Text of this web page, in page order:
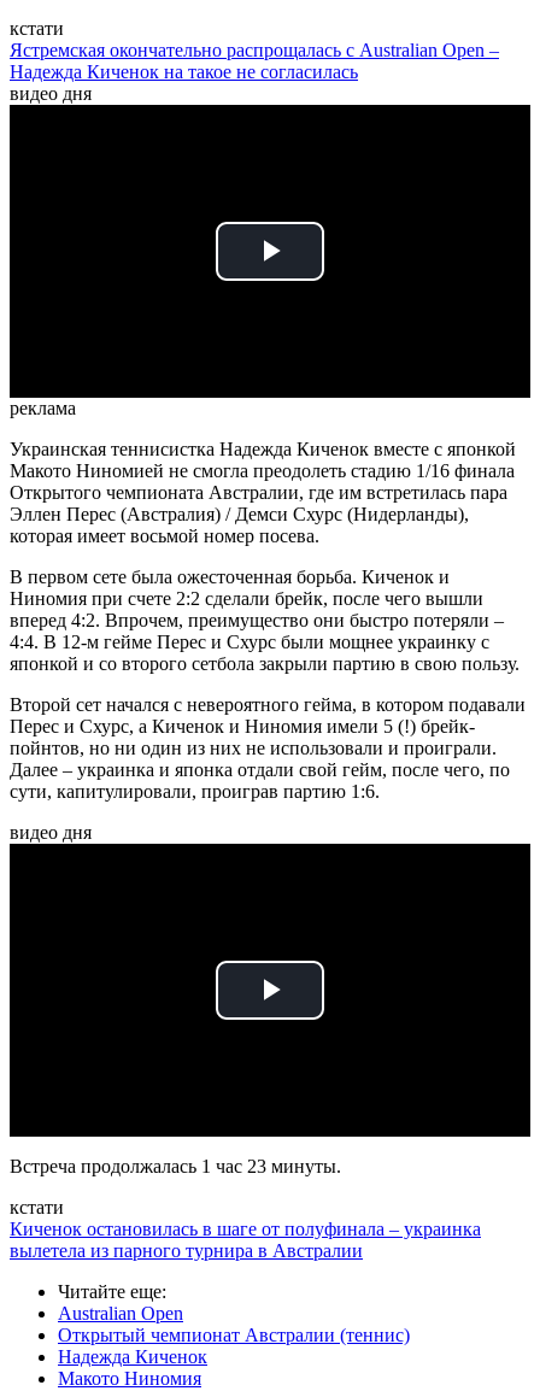
кстати
Ястремская окончательно распрощалась с Australian Open –
Надежда Киченок на такое не согласилась
видео дня
Play
реклама
Украинская теннисистка Надежда Киченок вместе с японкой
Макото Ниномией не смогла преодолеть стадию 1/16 финала
Открытого чемпионата Австралии, где им встретилась пара
Эллен Перес (Австралия) / Демси Схурс (Нидерланды),
которая имеет восьмой номер посева.
В первом сете была ожесточенная борьба. Киченок и
Ниномия при счете 2:2 сделали брейк, после чего вышли
вперед 4:2. Впрочем, преимущество они быстро потеряли –
4:4. В 12-м гейме Перес и Схурс были мощнее украинку с
японкой и со второго сетбола закрыли партию в свою пользу.
Второй сет начался с невероятного гейма, в котором подавали
Перес и Схурс, а Киченок и Ниномия имели 5 (!) брейк-
пойнтов, но ни один из них не использовали и проиграли.
Далее – украинка и японка отдали свой гейм, после чего, по
сути, капитулировали, проиграв партию 1:6.
видео дня
Play
Встреча продолжалась 1 час 23 минуты.
кстати
Киченок остановилась в шаге от полуфинала – украинка
вылетела из парного турнира в Австралии
Читайте еще:
Australian Open
Открытый чемпионат Австралии (теннис)
Надежда Киченок
Макото Ниномия